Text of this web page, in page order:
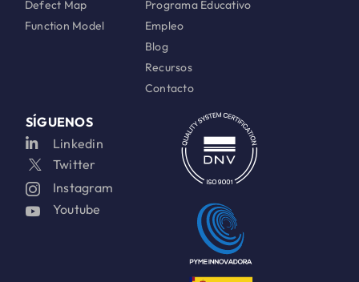
Defect Map
Function Model
Programa Educativo
Empleo
Blog
Recursos
Contacto
SÍGUENOS
Linkedin
Twitter
Instagram
Youtube